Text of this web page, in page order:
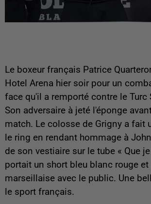
Le boxeur français Patrice
Hotel Arena hier soir pour un
face qu'il a remporté contre le Turc
Son adversaire à jeté l'éponge
match. Le colosse de Grigny a fait
le ring en rendant hommage à
de son vestiaire sur le tube « Que je
portait un short bleu blanc rouge et
marseillaise avec le public. Une
le sport français.